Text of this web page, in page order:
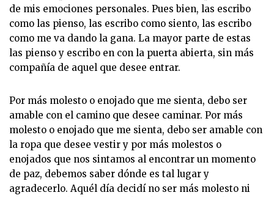
de mis emociones personales. Pues bien, las escribo
como las pienso, las escribo como siento, las escribo
como me va dando la gana. La mayor parte de estas
las pienso y escribo en con la puerta abierta, sin más
compañía de aquel que desee entrar.
Por más molesto o enojado que me sienta, debo ser
amable con el camino que desee caminar. Por más
molesto o enojado que me sienta, debo ser amable con
la ropa que desee vestir y por más molestos o
enojados que nos sintamos al encontrar un momento
de paz, debemos saber dónde es tal lugar y
agradecerlo. Aquél día decidí no ser más molesto ni